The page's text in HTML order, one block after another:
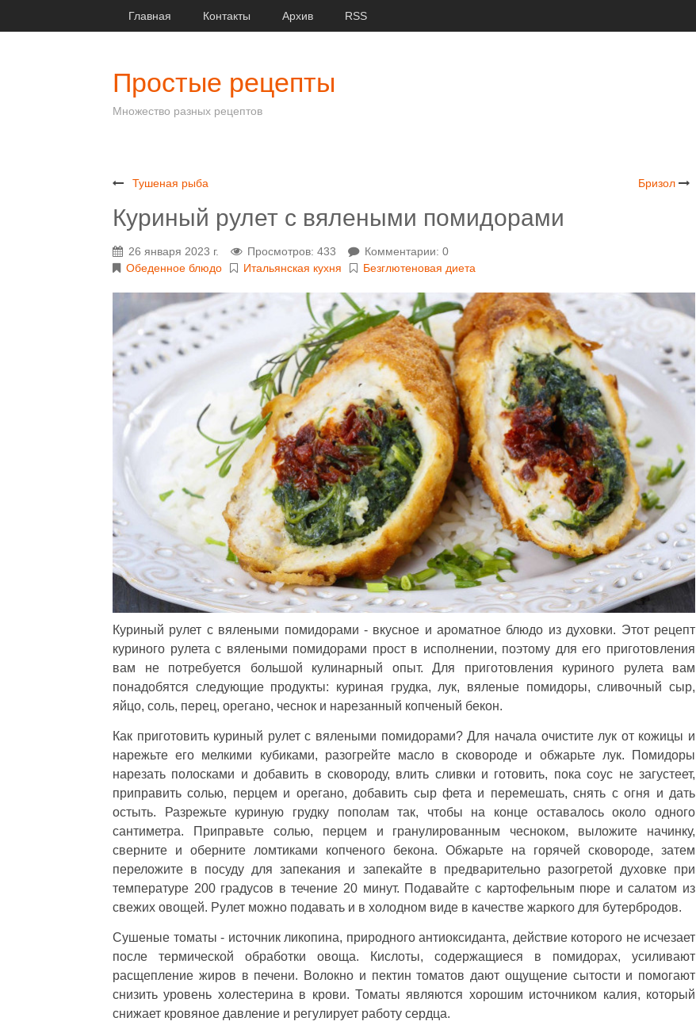
Главная Контакты Архив RSS
Простые рецепты
Множество разных рецептов
Тушеная рыба Бризол
Куриный рулет с вялеными помидорами
26 января 2023 г. Просмотров: 433
Комментарии: 0
Обеденное блюдо
Итальянская кухня Безглютеновая диета
Куриный рулет с вялеными помидорами - вкусное и ароматное блюдо из духовки. Этот рецепт
куриного рулета с вялеными помидорами прост в исполнении, поэтому для его приготовления
вам не потребуется большой кулинарный опыт. Для приготовления куриного рулета вам
понадобятся следующие продукты: куриная грудка, лук, вяленые помидоры, сливочный сыр,
яйцо, соль, перец, орегано, чеснок и нарезанный копченый бекон.
Как приготовить куриный рулет с вялеными помидорами? Для начала очистите лук от кожицы и
нарежьте его мелкими кубиками, разогрейте масло в сковороде и обжарьте лук. Помидоры
нарезать полосками и добавить в сковороду, влить сливки и готовить, пока соус не загустеет,
приправить солью, перцем и орегано, добавить сыр фета и перемешать, снять с огня и дать
остыть. Разрежьте куриную грудку пополам так, чтобы на конце оставалось около одного
сантиметра. Приправьте солью, перцем и гранулированным чесноком, выложите начинку,
сверните и оберните ломтиками копченого бекона. Обжарьте на горячей сковороде, затем
переложите в посуду для запекания и запекайте в предварительно разогретой духовке при
температуре 200 градусов в течение 20 минут. Подавайте с картофельным пюре и салатом из
свежих овощей. Рулет можно подавать и в холодном виде в качестве жаркого для бутербродов.
Сушеные томаты - источник ликопина, природного антиоксиданта, действие которого не исчезает
после термической обработки овоща. Кислоты, содержащиеся в помидорах, усиливают
расщепление жиров в печени. Волокно и пектин томатов дают ощущение сытости и помогают
снизить уровень холестерина в крови. Томаты являются хорошим источником калия, который
снижает кровяное давление и регулирует работу сердца.